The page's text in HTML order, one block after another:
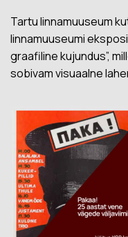
Tartu linnamuuseum
linnamuuseumi
graafiline kujundus”,
sobivam visuaalne